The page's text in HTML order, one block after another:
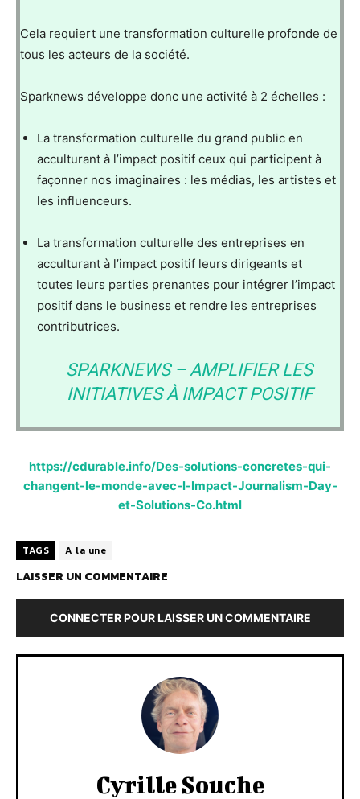
Cela requiert une transformation culturelle profonde de
tous les acteurs de la société.
Sparknews développe donc une activité à 2 échelles :
La transformation culturelle du grand public en
acculturant à l’impact positif ceux qui participent à
façonner nos imaginaires : les médias, les artistes et
les influenceurs.
La transformation culturelle des entreprises en
acculturant à l’impact positif leurs dirigeants et
toutes leurs parties prenantes pour intégrer l’impact
positif dans le business et rendre les entreprises
contributrices.
SPARKNEWS – AMPLIFIER LES
INITIATIVES À IMPACT POSITIF
https://cdurable.info/Des-solutions-concretes-qui-
changent-le-monde-avec-l-Impact-Journalism-Day-
et-Solutions-Co.html
TAGS A la une
LAISSER UN COMMENTAIRE
CONNECTER POUR LAISSER UN COMMENTAIRE
Cyrille Souche